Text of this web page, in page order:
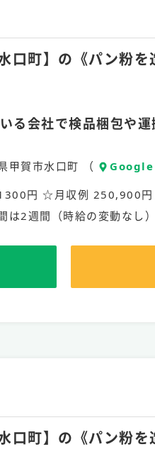
町】の《パン粉を
る会社で検品梱包
甲賀市水口町 （
円 ☆月収例 250,900
は2週間（時給の変動な
町】の《パン粉を